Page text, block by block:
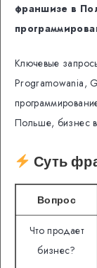
франшизе в
Ключевые
Programowania,
Польше, бизнес
Суть
Вопрос
Что продает
бизнес?